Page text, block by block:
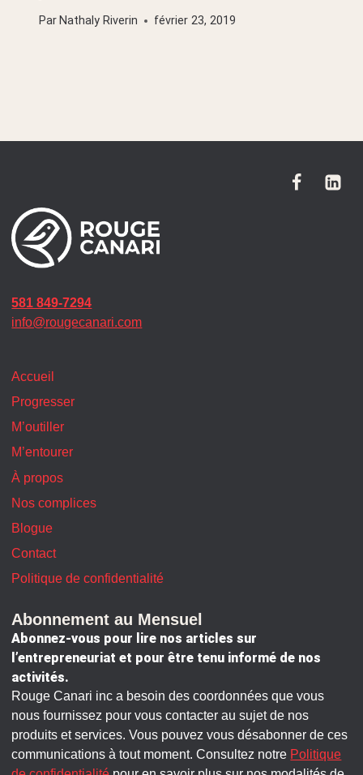
Par Nathaly Riverin février 23, 2019
581 849-7294
info@rougecanari.com
Accueil
Progresser
M’outiller
M’entourer
À propos
Nos complices
Blogue
Contact
Politique de confidentialité
Abonnement au Mensuel
Abonnez-vous pour lire nos articles sur
l’entrepreneuriat et pour être tenu informé de nos
activités.
Rouge Canari inc a besoin des coordonnées que vous
nous fournissez pour vous contacter au sujet de nos
produits et services. Vous pouvez vous désabonner de ces
communications à tout moment. Consultez notre Politique